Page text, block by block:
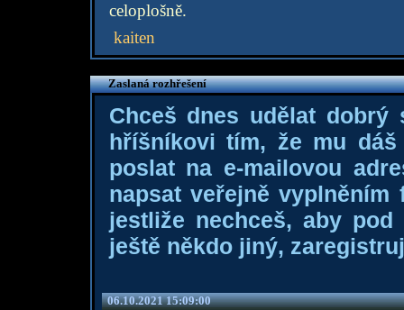
celoplošně.
kaiten
Zaslaná rozhřešení
Chceš dnes udělat dobrý
hříšníkovi tím, že mu
poslat na e-mailovou
napsat veřejně
jestliže nechceš, aby
ještě někdo jiný,
06.10.2021 15:09:00